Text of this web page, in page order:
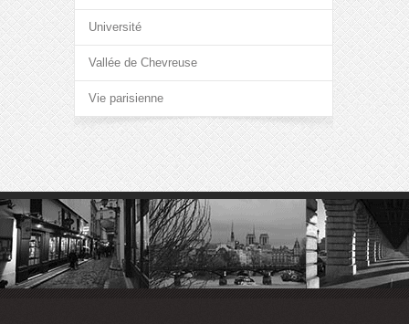
Université
Vallée de Chevreuse
Vie parisienne